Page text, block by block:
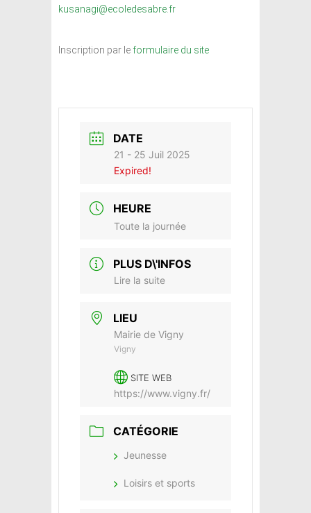
kusanagi@ecoledesabre.fr
Inscription par le formulaire du site
DATE
21 - 25 Juil 2025
Expired!
HEURE
Toute la journée
PLUS D\'INFOS
Lire la suite
LIEU
Mairie de Vigny
Vigny
SITE WEB
https://www.vigny.fr/
CATÉGORIE
Jeunesse
Loisirs et sports